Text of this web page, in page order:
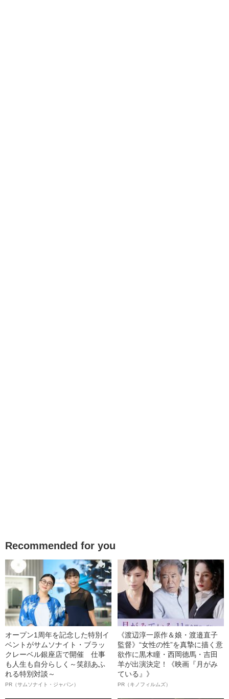
Recommended for you
オープン1周年を記念した特別イ
ベントがサムソナイト・ブラッ
クレーベル銀座店で開催 仕事
も人生も自分らしく～笑顔あふ
れる特別対談～
PR（サムソナイト・ジャパン）
《渡辺淳一原作＆娘・渡邉直子
監督》“女性の性”を真摯に描く意
欲作に黒木瞳・西岡德馬・吉田
羊が出演決定！《映画『月がみ
ている』》
PR（キノフィルムズ）